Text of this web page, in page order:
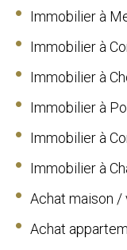
Immobilier à
Immobilier à
Immobilier à
Immobilier à
Immobilier à
Immobilier à
Achat maison /
Achat